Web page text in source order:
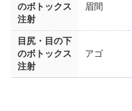
のボトックス
注射
眉間
目尻・目の下
のボトックス
注射
アゴ